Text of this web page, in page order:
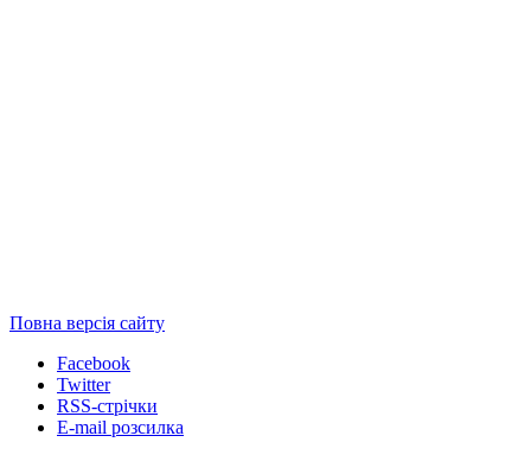
Повна версія сайту
Facebook
Twitter
RSS-стрічки
E-mail розсилка